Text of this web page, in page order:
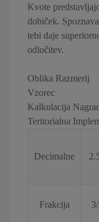
Kvote
dobiček.
tebi daje
odločitev.
Oblika Razmerij
Vzorec
Kalkulacija
Teritorialna
Decimalne
Frakcija